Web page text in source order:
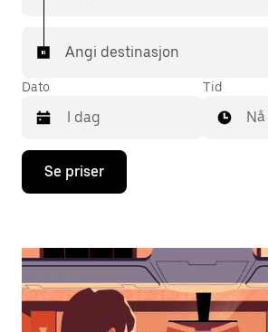
Angi destinasjon
Dato
Trykk
piltast
åpne
og
velge
Tid
Nå
Se priser